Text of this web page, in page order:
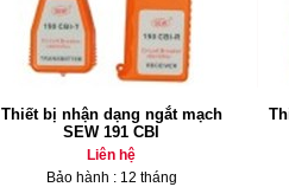
Thiết bị nhận dạng ngắt mạch
SEW 191 CBI
Liên hệ
Bảo hành : 12 tháng